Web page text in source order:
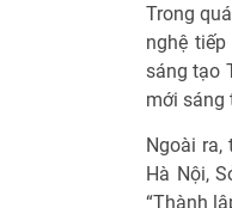
Trong
nghệ
sáng tạo
mới sáng
Ngoài ra,
Hà Nội,
“Thành